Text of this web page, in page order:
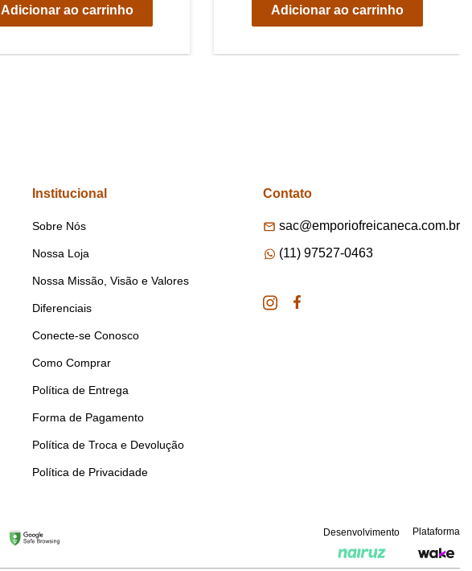
Adicionar ao carrinho Adicionar ao carrinho
Institucional
Sobre Nós
Nossa Loja
Nossa Missão, Visão e Valores
Diferenciais
Conecte-se Conosco
Como Comprar
Política de Entrega
Forma de Pagamento
Política de Troca e Devolução
Política de Privacidade
Contato
sac@emporiofreicaneca.com.br
(11) 97527-0463
Desenvolvimento Plataforma